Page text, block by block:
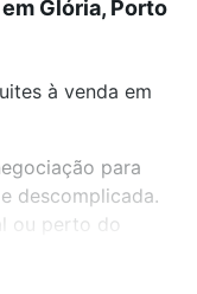
Glória, Porto
à venda em
para
descomplicada.
ou perto do
à venda em